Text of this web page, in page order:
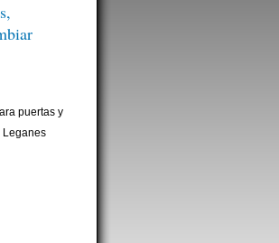
puertas y
Leganes